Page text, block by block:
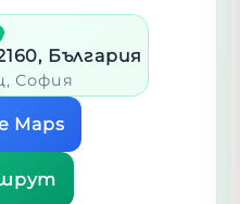
България
, София
Maps